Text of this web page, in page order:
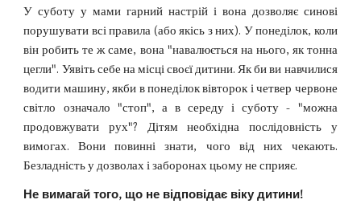
У суботу у мами гарний настрій і вона дозволяє синові
порушувати всі правила (або якісь з них). У понеділок, коли
він робить те ж саме, вона "навалюється на нього, як тонна
цегли". Уявіть себе на місці своєї дитини. Як би ви навчилися
водити машину, якби в понеділок вівторок і четвер червоне
світло означало "стоп", а в середу і суботу - "можна
продовжувати рух"? Дітям необхідна послідовність у
вимогах. Вони повинні знати, чого від них чекають.
Безладність у дозволах і заборонах цьому не сприяє.
Не вимагай того, що не відповідає віку дитини!